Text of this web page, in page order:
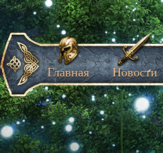
Главная Новости